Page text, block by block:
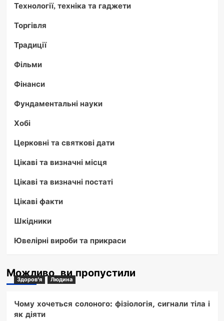
Технології, техніка та гаджети
Торгівля
Традиції
Фільми
Фінанси
Фундаментальні науки
Хобі
Церковні та святкові дати
Цікаві та визначні місця
Цікаві та визначні постаті
Цікаві факти
Шкідники
Ювелірні вироби та прикраси
Можливо, ви пропустили
Здоров'я Людина
Чому хочеться солоного: фізіологія, сигнали тіла і
як діяти